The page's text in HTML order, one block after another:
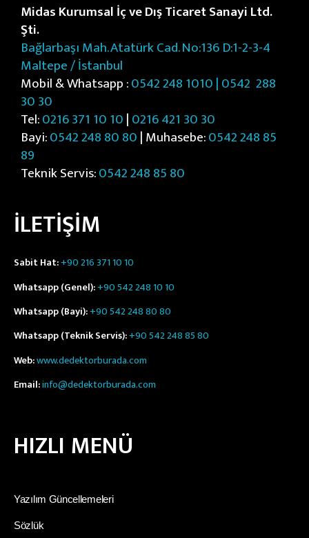
Midas Kurumsal İç ve Dış Ticaret Sanayi Ltd.
Şti.
Bağlarbaşı Mah. Atatürk Cad. No:136 D:1-2-3-4
Maltepe / İstanbul
Mobil & Whatsapp :0542 248 1010 | 0542 288
30 30
Tel:0216 371 10 10|0216 421 30 30
Bayi:0542 248 80 80| Muhasebe:0542 248 85
89
Teknik Servis:0542 248 85 80
İLETİŞİM
Sabit Hat:+90 216 371 10 10
Whatsapp (Genel):+90 542 248 10 10
Whatsapp (Bayi):+90 542 248 80 80
Whatsapp (Teknik Servis):+90 542 248 85 80
Web:www.dedektorburada.com
Email:info@dedektorburada.com
HIZLI MENÜ
Yazılım Güncellemeleri
Sözlük